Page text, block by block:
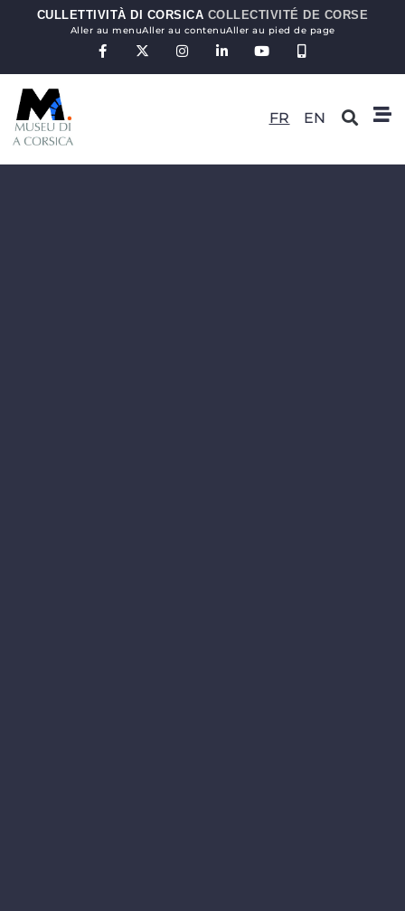
CULLETTIVITÀ DI CORSICA COLLECTIVITÉ DE CORSE
Aller au menuAller au contenuAller au pied de page
FR EN